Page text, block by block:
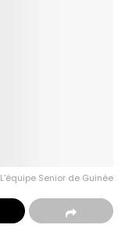
L'équipe Senior de Guinée